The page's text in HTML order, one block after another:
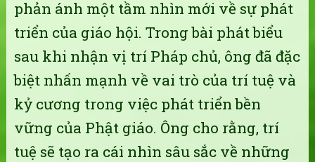
phản ánh một tầm nhìn mới về sự phát
triển của giáo hội. Trong bài phát biểu
sau khi nhận vị trí Pháp chủ, ông đã đặc
biệt nhấn mạnh về vai trò của trí tuệ và
kỷ cương trong việc phát triển bền
vững của Phật giáo. Ông cho rằng, trí
tuệ sẽ tạo ra cái nhìn sâu sắc về những